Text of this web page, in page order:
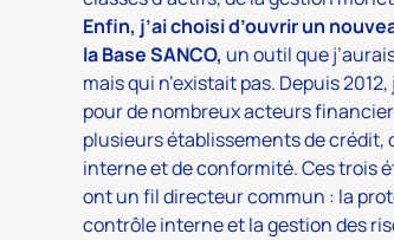
Enfin, j’ai choisi d’ouvrir un
la Base SANCO, un outil que
mais qui n’existait pas. Depuis
pour de nombreux acteurs
plusieurs établissements de
interne et de conformité. Ces trois
ont un fil directeur commun : la
contrôle interne et la gestion des